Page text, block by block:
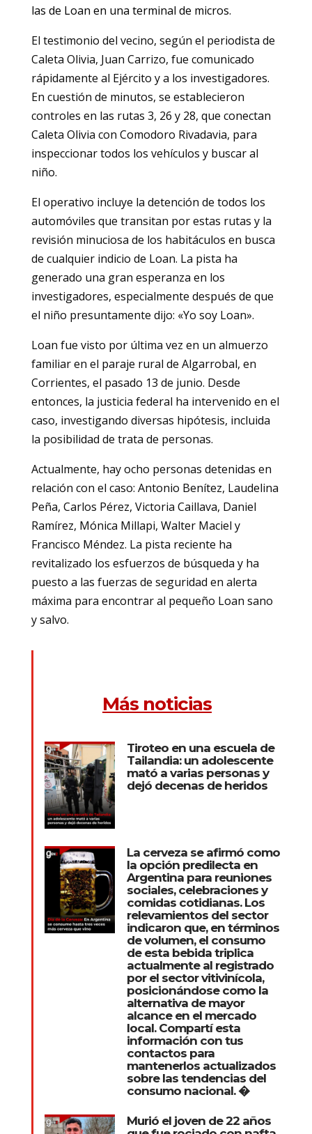
las de Loan en una terminal de micros.
El testimonio del vecino, según el periodista de
Caleta Olivia, Juan Carrizo, fue comunicado
rápidamente al Ejército y a los investigadores.
En cuestión de minutos, se establecieron
controles en las rutas 3, 26 y 28, que conectan
Caleta Olivia con Comodoro Rivadavia, para
inspeccionar todos los vehículos y buscar al
niño.
El operativo incluye la detención de todos los
automóviles que transitan por estas rutas y la
revisión minuciosa de los habitáculos en busca
de cualquier indicio de Loan. La pista ha
generado una gran esperanza en los
investigadores, especialmente después de que
el niño presuntamente dijo: «Yo soy Loan».
Loan fue visto por última vez en un almuerzo
familiar en el paraje rural de Algarrobal, en
Corrientes, el pasado 13 de junio. Desde
entonces, la justicia federal ha intervenido en el
caso, investigando diversas hipótesis, incluida
la posibilidad de trata de personas.
Actualmente, hay ocho personas detenidas en
relación con el caso: Antonio Benítez, Laudelina
Peña, Carlos Pérez, Victoria Caillava, Daniel
Ramírez, Mónica Millapi, Walter Maciel y
Francisco Méndez. La pista reciente ha
revitalizado los esfuerzos de búsqueda y ha
puesto a las fuerzas de seguridad en alerta
máxima para encontrar al pequeño Loan sano
y salvo.
Más noticias
Tiroteo en una escuela de
Tailandia: un adolescente
mató a varias personas y
dejó decenas de heridos
La cerveza se afirmó como
la opción predilecta en
Argentina para reuniones
sociales, celebraciones y
comidas cotidianas. Los
relevamientos del sector
indicaron que, en términos
de volumen, el consumo
de esta bebida triplica
actualmente al registrado
por el sector vitivinícola,
posicionándose como la
alternativa de mayor
alcance en el mercado
local. Compartí esta
información con tus
contactos para
mantenerlos actualizados
sobre las tendencias del
consumo nacional. �
Murió el joven de 22 años